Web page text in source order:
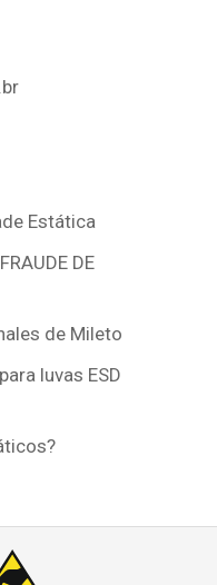
Estática
DE
de Mileto
luvas ESD